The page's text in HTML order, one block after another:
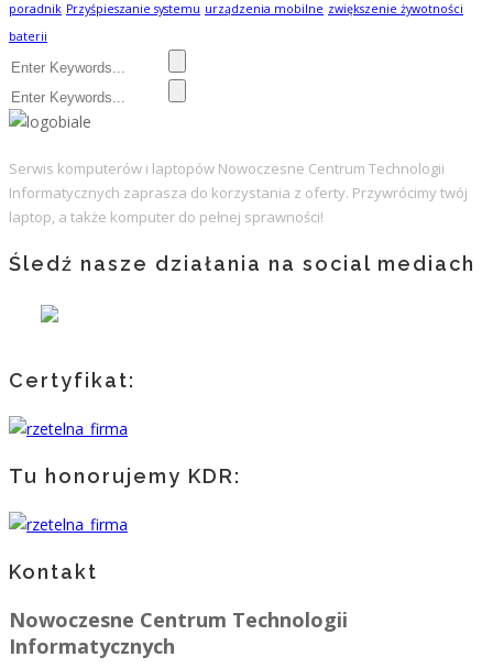
poradnik Przyśpieszanie systemu urządzenia mobilne zwiększenie żywotności
baterii
Serwis komputerów i laptopów Nowoczesne Centrum Technologii
Informatycznych zaprasza do korzystania z oferty. Przywrócimy twój
laptop, a także komputer do pełnej sprawności!
Śledź nasze działania na social mediach
Certyfikat:
Tu honorujemy KDR:
Kontakt
Nowoczesne Centrum Technologii
Informatycznych